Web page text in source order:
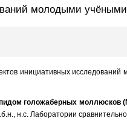
молодыми учёными
инициативных
голожаберных моллюсков
н.с. Лаборатории